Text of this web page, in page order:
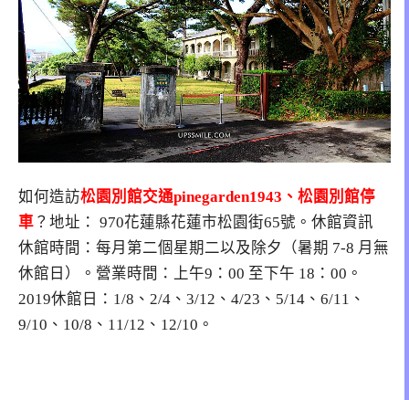
如何造訪松園別館交通pinegarden1943、松園別館停
車 ？地址： 970花蓮縣花蓮市松園街65號 。休館資訊
休館時間：每月第二個星期二以及除夕（暑期 7-8 月無
休館日）。營業時間：上午9：00 至下午 18：00。
2019休館日：1/8、2/4、3/12、4/23、5/14、6/11、
9/10、10/8、11/12、12/10。